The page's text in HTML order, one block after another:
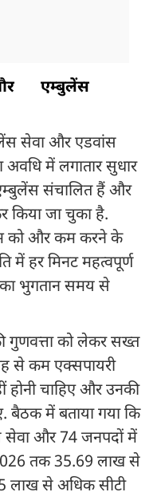
एम्बुलेंस
सेवा और एडवांस
अवधि में लगातार सुधार
संचालित हैं और
किया जा चुका है.
को और कम करने के
में हर मिनट महत्वपूर्ण
का भुगतान समय से
गुणवत्ता को लेकर सख्त
से कम एक्सपायरी
होनी चाहिए और उनकी
बैठक में बताया गया कि
सेवा और 74 जनपदों में
तक 35.69 लाख से
लाख से अधिक सीटी